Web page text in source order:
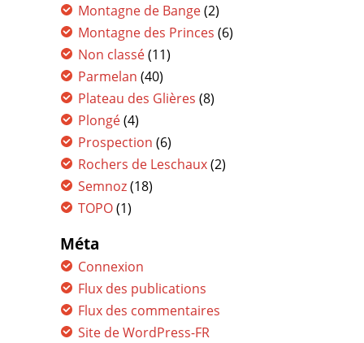
Montagne de Bange(2)
Montagne des Princes (6)
Non classé(11)
Parmelan (40)
Plateau des Glières (8)
Plongé(4)
Prospection (6)
Rochers de Leschaux(2)
Semnoz(18)
TOPO(1)
Méta
Connexion
Flux des publications
Flux des commentaires
Site de WordPress-FR